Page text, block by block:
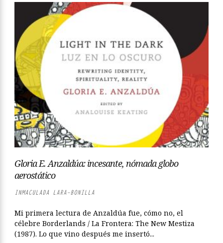
Gloria E. Anzaldúa: incesante, nómada globo
aerostático
INMACULADA LARA-BONILLA
Mi primera lectura de Anzaldúa fue, cómo no, el
célebre Borderlands / La Frontera: The New Mestiza
(1987). Lo que vino después me insertó...